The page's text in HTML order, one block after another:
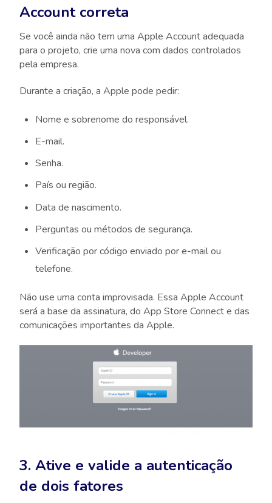
Account correta
Se você ainda não tem uma Apple Account adequada
para o projeto, crie uma nova com dados controlados
pela empresa.
Durante a criação, a Apple pode pedir:
Nome e sobrenome do responsável.
E-mail.
Senha.
País ou região.
Data de nascimento.
Perguntas ou métodos de segurança.
Verificação por código enviado por e-mail ou
telefone.
Não use uma conta improvisada. Essa Apple Account
será a base da assinatura, do App Store Connect e das
comunicações importantes da Apple.
3. Ative e valide a autenticação
de dois fatores